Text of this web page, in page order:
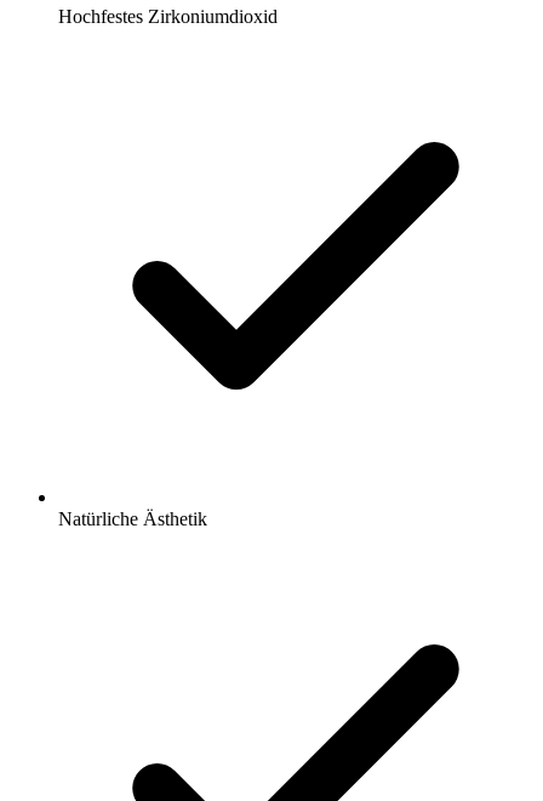
Hochfestes Zirkoniumdioxid
Natürliche Ästhetik